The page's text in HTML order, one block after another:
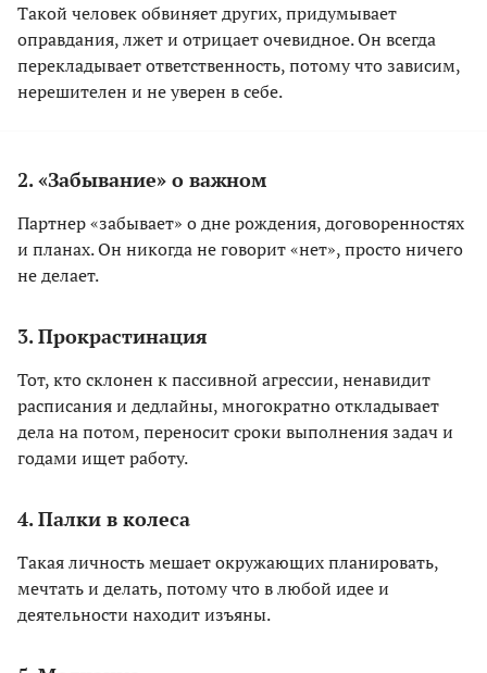
Такой человек обвиняет других, придумывает
оправдания, лжет и отрицает очевидное. Он всегда
перекладывает ответственность, потому что зависим,
нерешителен и не уверен в себе.
2. «Забывание» о важном
Партнер «забывает» о дне рождения, договоренностях
и планах. Он никогда не говорит «нет», просто ничего
не делает.
3. Прокрастинация
Тот, кто склонен к пассивной агрессии, ненавидит
расписания и дедлайны, многократно откладывает
дела на потом, переносит сроки выполнения задач и
годами ищет работу.
4. Палки в колеса
Такая личность мешает окружающих планировать,
мечтать и делать, потому что в любой идее и
деятельности находит изъяны.